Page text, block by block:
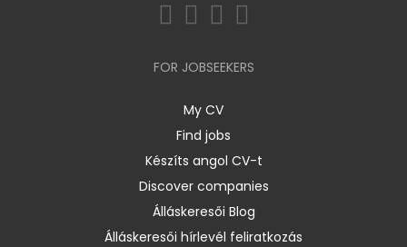
FOR JOBSEEKERS
My CV
Find jobs
Készíts angol CV-t
Discover companies
Álláskeresői Blog
Álláskeresői hírlevél feliratkozás